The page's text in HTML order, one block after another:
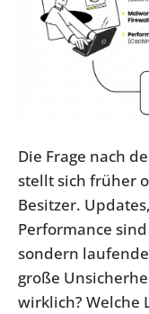
Die Frage nach
stellt sich früher
Besitzer.
Performance
sondern
große
wirklich? Welche